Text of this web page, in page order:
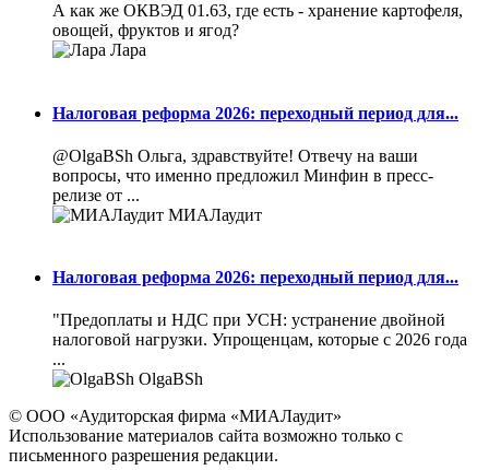
А как же ОКВЭД 01.63, где есть - хранение картофеля,
овощей, фруктов и ягод?
Лара
Налоговая реформа 2026: переходный период для...
@OlgaBSh Ольга, здравствуйте! Отвечу на ваши
вопросы, что именно предложил Минфин в пресс-
релизе от ...
МИАЛаудит
Налоговая реформа 2026: переходный период для...
"Предоплаты и НДС при УСН: устранение двойной
налоговой нагрузки. Упрощенцам, которые с 2026 года
...
OlgaBSh
© ООО «Аудиторская фирма «МИАЛаудит»
Использование материалов сайта возможно только с
письменного разрешения редакции.